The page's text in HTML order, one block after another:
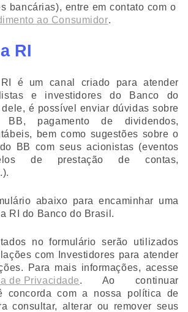
bancárias), entre em contato com o
ao Consumidor.
RI
é um canal criado para atender
e investidores do Banco do
é possível enviar dúvidas sobre
pagamento de dividendos,
bem como sugestões sobre o
BB com seus acionistas (eventos
de prestação de contas,
abaixo para encaminhar uma
RI do Banco do Brasil.
no formulário serão utilizados
com Investidores para atender
Para mais informações, acesse
de Privacidade. Ao continuar
concorda com a nossa política de
consultar, alterar ou remover seus